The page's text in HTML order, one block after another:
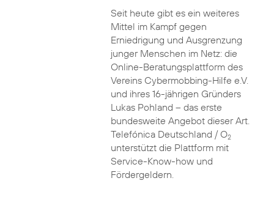
Seit heute gibt es ein weiteres
Mittel im Kampf gegen
Erniedrigung und Ausgrenzung
junger Menschen im Netz: die
Online-Beratungsplattform des
Vereins Cybermobbing-Hilfe e.V.
und ihres 16-jährigen Gründers
Lukas Pohland – das erste
bundesweite Angebot dieser Art.
Telefónica Deutschland / O2
unterstützt die Plattform mit
Service-Know-how und
Fördergeldern.